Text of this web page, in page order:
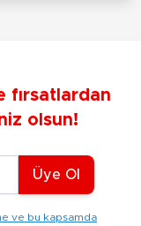
fırsatlardan
olsun!
Üye Ol
ve bu kapsamda